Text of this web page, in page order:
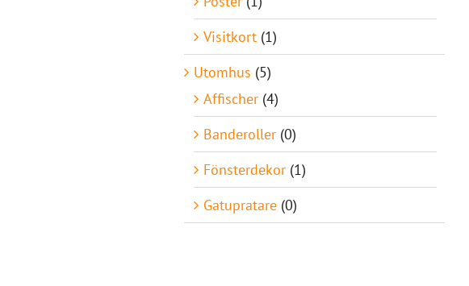
Visitkort (1)
Utomhus (5)
Affischer (4)
Banderoller (0)
Fönsterdekor (1)
Gatupratare (0)